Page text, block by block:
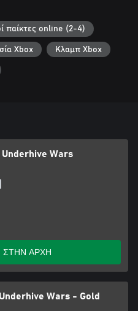
παίκτες online (2-4)
Xbox Κλαμπ Xbox
Wars
ΣΤΗΝ ΑΡΧΗ
Wars - Gold